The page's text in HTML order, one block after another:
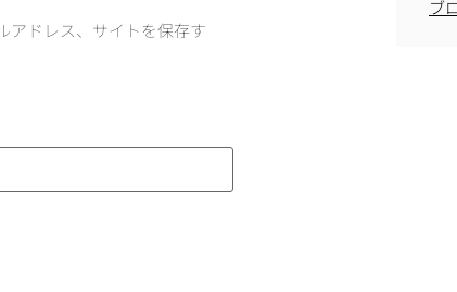
アドレス、サイトを保存す
ブ